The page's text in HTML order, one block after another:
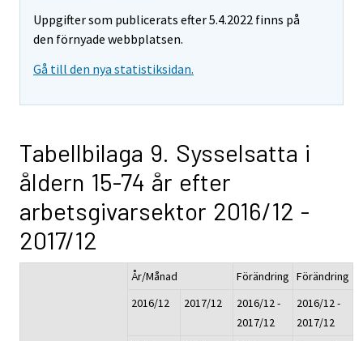
Uppgifter som publicerats efter 5.4.2022 finns på
den förnyade webbplatsen.
Gå till den nya statistiksidan.
Tabellbilaga 9. Sysselsatta i
åldern 15-74 år efter
arbetsgivarsektor 2016/12 -
2017/12
År/Månad Förändring Förändring
2016/12
2017/12
2016/12 -
2017/12
2016/12 -
2017/12